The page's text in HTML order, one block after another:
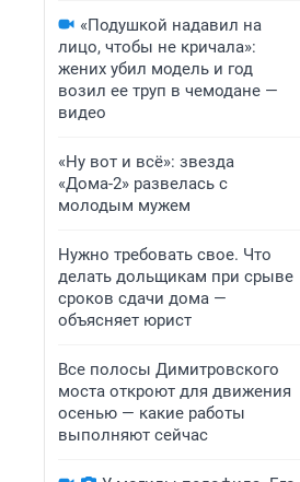
«Подушкой надавил на
лицо, чтобы не кричала»:
жених убил модель и год
возил ее труп в чемодане —
видео
«Ну вот и всё»: звезда
«Дома-2» развелась с
молодым мужем
Нужно требовать свое. Что
делать дольщикам при срыве
сроков сдачи дома —
объясняет юрист
Все полосы Димитровского
моста откроют для движения
осенью — какие работы
выполняют сейчас